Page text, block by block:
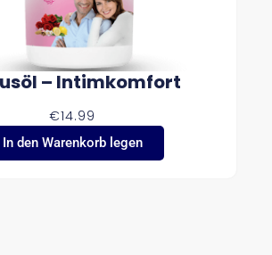
– Intimkomfort
€14.99
In den Warenkorb legen